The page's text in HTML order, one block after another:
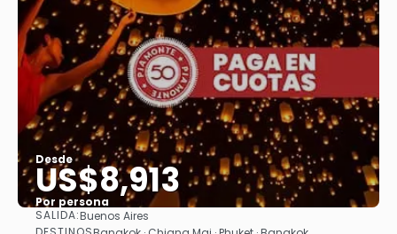
Desde
US$8,913
Por persona
Ver
SALIDA:Buenos Aires